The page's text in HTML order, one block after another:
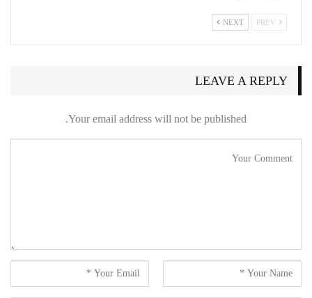
NEXT
LEAVE A REPLY
Your email address will not be published.